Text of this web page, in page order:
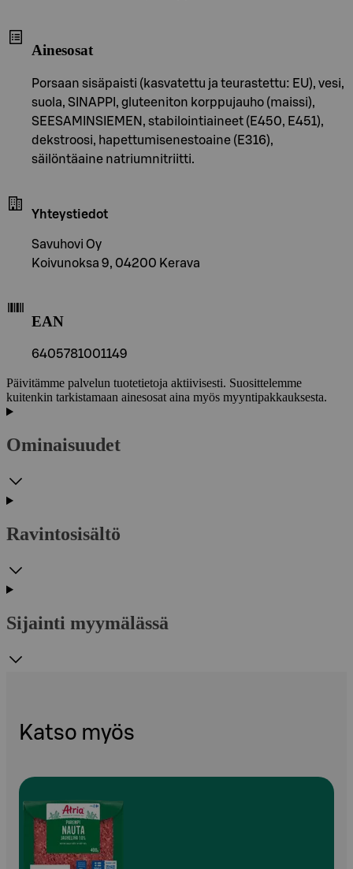
Ainesosat
Porsaan sisäpaisti (kasvatettu ja teurastettu: EU), vesi,
suola, SINAPPI, gluteeniton korppujauho (maissi),
SEESAMINSIEMEN, stabilointiaineet (E450, E451),
dekstroosi, hapettumisenestoaine (E316),
säilöntäaine natriumnitriitti.
Yhteystiedot
Savuhovi Oy
Koivunoksa 9, 04200 Kerava
EAN
6405781001149
Päivitämme palvelun tuotetietoja aktiivisesti. Suosittelemme
kuitenkin tarkistamaan ainesosat aina myös myyntipakkauksesta.
Ominaisuudet
Ravintosisältö
Sijainti myymälässä
Katso myös